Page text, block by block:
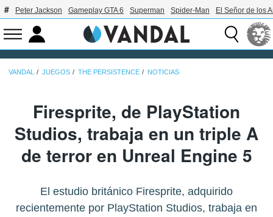
Peter Jackson Gameplay GTA 6 Superman Spider-Man El Señor de los
VANDAL JUEGOS THE PERSISTENCE NOTICIAS
Firesprite, de PlayStation
Studios, trabaja en un triple A
de terror en Unreal Engine 5
El estudio británico Firesprite, adquirido
recientemente por PlayStation Studios, trabaja en